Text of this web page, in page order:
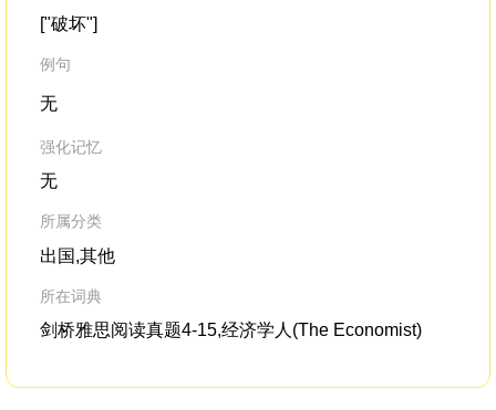
["破坏"]
例句
无
强化记忆
无
所属分类
出国,其他
所在词典
剑桥雅思阅读真题4-15,经济学人(The Economist)